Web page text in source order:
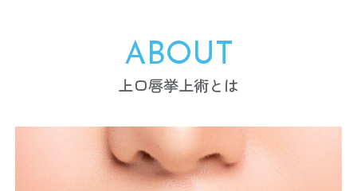
ABOUT
上口唇挙上術とは